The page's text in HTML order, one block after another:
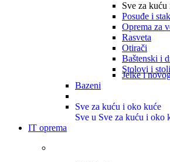
Sve za
Posuđe i
Oprema za
Rasveta
Otirači
Baštenski i
Stolovi i
Jelke i
Bazeni
Sve za kuću i oko kuće
Sve u Sve za kuću i oko
IT oprema